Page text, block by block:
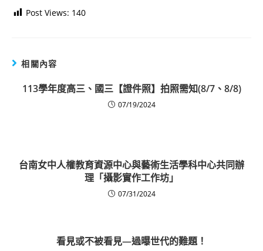
Post Views: 140
相關內容
113學年度高三、國三【證件照】拍照需知(8/7、8/8)
07/19/2024
台南女中人權教育資源中心與藝術生活學科中心共同辦
理「攝影實作工作坊」
07/31/2024
看見或不被看見—過曝世代的難題！